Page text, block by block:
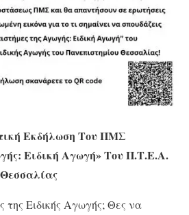
Εκδήλωση Του ΠΜΣ
Ειδική Αγωγή» Του Π.Τ.Ε.Α.
της Ειδικής Αγωγής; Θες να